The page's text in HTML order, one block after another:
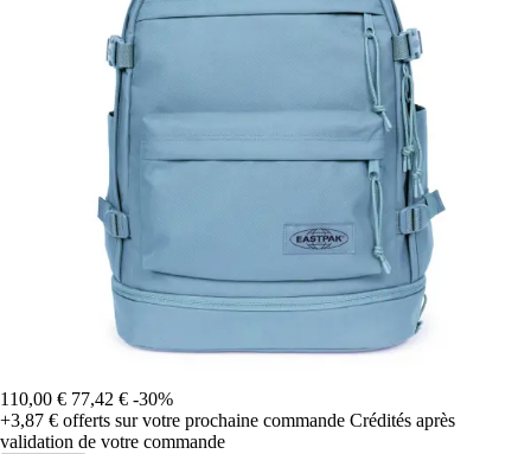
110,00 € 77,42 € -30%
+3,87 € offerts sur votre prochaine commande Crédités après
validation de votre commande